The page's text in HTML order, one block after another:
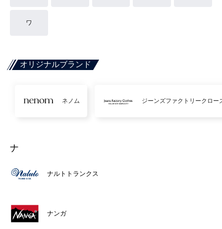
ワ
オリジナルブランド
ネノム ジーンズファクトリークロー
ナ
ナルトトランクス
ナンガ